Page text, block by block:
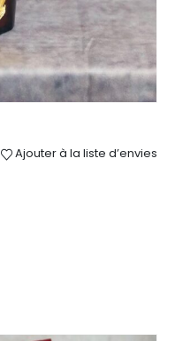
Ajouter à la liste d’envies